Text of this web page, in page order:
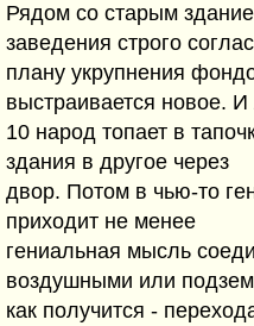
Рядом со старым
заведения строго
плану укрупнения
выстраивается новое. И
10 народ топает в
здания в другое через
двор. Потом в чью-то
приходит не менее
гениальная мысль
воздушными или
как получится -